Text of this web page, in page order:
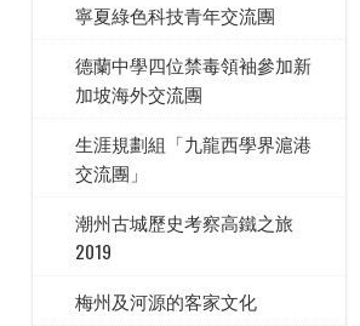
寧夏綠色科技青年交流團
德蘭中學四位禁毒領袖參加新
加坡海外交流團
生涯規劃組「九龍西學界滬港
交流團」
潮州古城歷史考察高鐵之旅
2019
梅州及河源的客家文化